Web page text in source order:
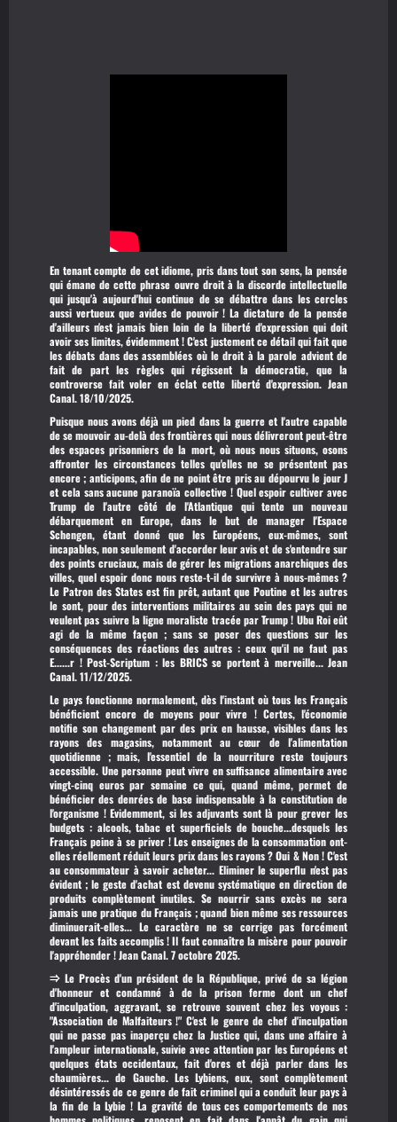
En tenant compte de cet idiome, pris dans tout son sens, la pensée
qui émane de cette phrase ouvre droit à la discorde intellectuelle
qui jusqu'à aujourd'hui continue de se débattre dans les cercles
aussi vertueux que avides de pouvoir ! La dictature de la pensée
d'ailleurs n'est jamais bien loin de la liberté d'expression qui doit
avoir ses limites, évidemment ! C'est justement ce détail qui fait que
les débats dans des assemblées où le droit à la parole advient de
fait de part les règles qui régissent la démocratie, que la
controverse fait voler en éclat cette liberté d'expression. Jean
Canal. 18/10/2025.
Puisque nous avons déjà un pied dans la guerre et l'autre capable
de se mouvoir au-delà des frontières qui nous délivreront peut-être
des espaces prisonniers de la mort, où nous nous situons, osons
affronter les circonstances telles qu'elles ne se présentent pas
encore ; anticipons, afin de ne point être pris au dépourvu le jour J
et cela sans aucune paranoïa collective ! Quel espoir cultiver avec
Trump de l'autre côté de l'Atlantique qui tente un nouveau
débarquement en Europe, dans le but de manager l'Espace
Schengen, étant donné que les Européens, eux-mêmes, sont
incapables, non seulement d'accorder leur avis et de s'entendre sur
des points cruciaux, mais de gérer les migrations anarchiques des
villes, quel espoir donc nous reste-t-il de survivre à nous-mêmes ?
Le Patron des States est fin prêt, autant que Poutine et les autres
le sont, pour des interventions militaires au sein des pays qui ne
veulent pas suivre la ligne moraliste tracée par Trump ! Ubu Roi eût
agi de la même façon ; sans se poser des questions sur les
conséquences des réactions des autres : ceux qu'il ne faut pas
E......r ! Post-Scriptum : les BRICS se portent à merveille... Jean
Canal. 11/12/2025.
Le pays fonctionne normalement, dès l'instant où tous les Français
bénéficient encore de moyens pour vivre ! Certes, l'économie
notifie son changement par des prix en hausse, visibles dans les
rayons des magasins, notamment au cœur de l'alimentation
quotidienne ; mais, l'essentiel de la nourriture reste toujours
accessible. Une personne peut vivre en suffisance alimentaire avec
vingt-cinq euros par semaine ce qui, quand même, permet de
bénéficier des denrées de base indispensable à la constitution de
l'organisme ! Evidemment, si les adjuvants sont là pour grever les
budgets : alcools, tabac et superficiels de bouche...desquels les
Français peine à se priver ! Les enseignes de la consommation ont-
elles réellement réduit leurs prix dans les rayons ? Oui & Non ! C'est
au consommateur à savoir acheter... Eliminer le superflu n'est pas
évident ; le geste d'achat est devenu systématique en direction de
produits complètement inutiles. Se nourrir sans excès ne sera
jamais une pratique du Français ; quand bien même ses ressources
diminuerait-elles... Le caractère ne se corrige pas forcément
devant les faits accomplis ! Il faut connaître la misère pour pouvoir
l'appréhender ! Jean Canal. 7 octobre 2025.
⇒ Le Procès d'un président de la République, privé de sa légion
d'honneur et condamné à de la prison ferme dont un chef
d'inculpation, aggravant, se retrouve souvent chez les voyous :
"Association de Malfaiteurs !" C'est le genre de chef d'inculpation
qui ne passe pas inaperçu chez la Justice qui, dans une affaire à
l'ampleur internationale, suivie avec attention par les Européens et
quelques états occidentaux, fait d'ores et déjà parler dans les
chaumières... de Gauche. Les Lybiens, eux, sont complètement
désintéressés de ce genre de fait criminel qui a conduit leur pays à
la fin de la Lybie ! La gravité de tous ces comportements de nos